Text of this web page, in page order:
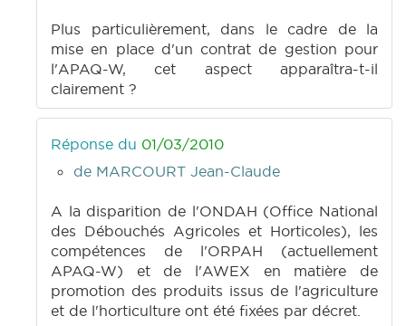
Plus particulièrement, dans le cadre de la
mise en place d'un contrat de gestion pour
l'APAQ-W, cet aspect apparaîtra-t-il
clairement ?
Réponse du 01/03/2010
de MARCOURT Jean-Claude
A la disparition de l'ONDAH (Office National
des Débouchés Agricoles et Horticoles), les
compétences de l'ORPAH (actuellement
APAQ-W) et de l'AWEX en matière de
promotion des produits issus de l'agriculture
et de l'horticulture ont été fixées par décret.